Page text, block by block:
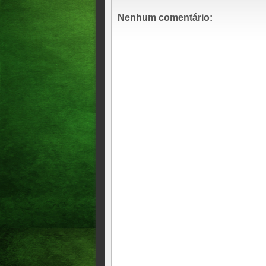
Ministérios Públicos de DF e
Nenhum comentário: